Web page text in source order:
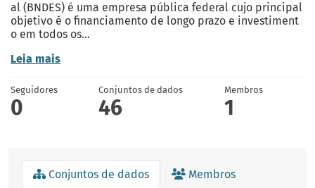
al (BNDES) é uma empresa pública federal cujo principal
objetivo é o financiamento de longo prazo e investiment
o em todos os...
Leia mais
Seguidores
0
Conjuntos de dados
46
Membros
1
Conjuntos de dados Membros